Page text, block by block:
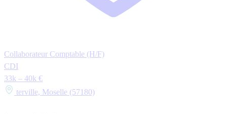
Collaborateur Comptable (H/F)
CDI
33k – 40k €
terville, Moselle (57180)